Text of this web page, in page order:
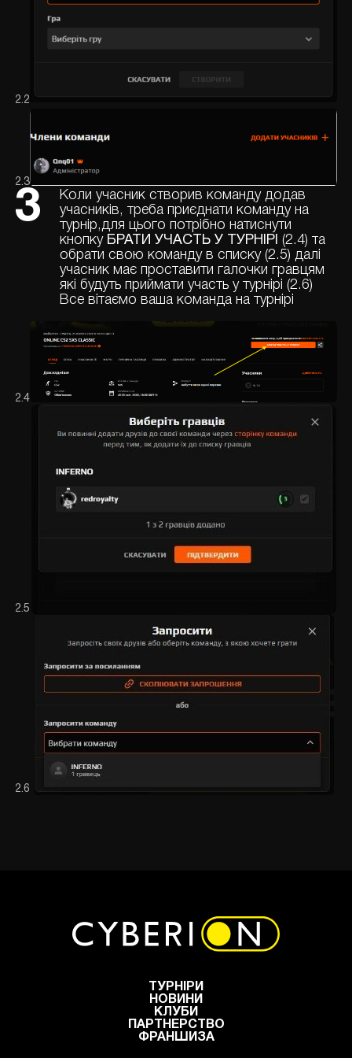
2.2
2.3
3
Коли учасник створив команду додав
учасників, треба приєднати команду на
турнір,для цього потрібно натиснути
кнопку БРАТИ УЧАСТЬ У ТУРНІРІ (2.4) та
обрати свою команду в списку (2.5) далі
учасник має проставити галочки гравцям
які будуть приймати участь у турнірі (2.6)
Все вітаємо ваша команда на турнірі
2.4
2.5
2.6
ТУРНІРИ
НОВИНИ
КЛУБИ
ПАРТНЕРСТВО
ФРАНШИЗА